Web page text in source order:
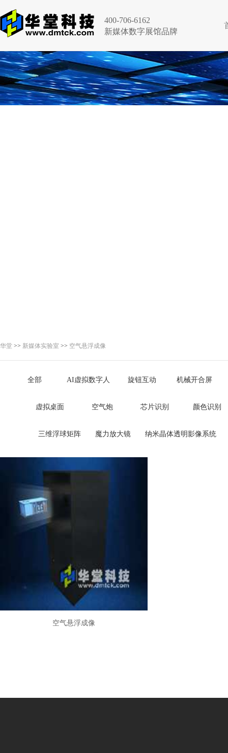
400-706-6162
新媒体数字展馆品牌
华堂 >> 新媒体实验室 >> 空气悬浮成像
全部 AI虚拟数字人 旋钮互动 机械开合屏
虚拟桌面 空气炮 芯片识别 颜色识别
三维浮球矩阵 魔力放大镜 纳米晶体透明影像系统
空气悬浮成像